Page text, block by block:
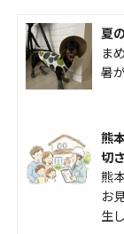
夏
ま
暑
熊
切さ
熊
お
生